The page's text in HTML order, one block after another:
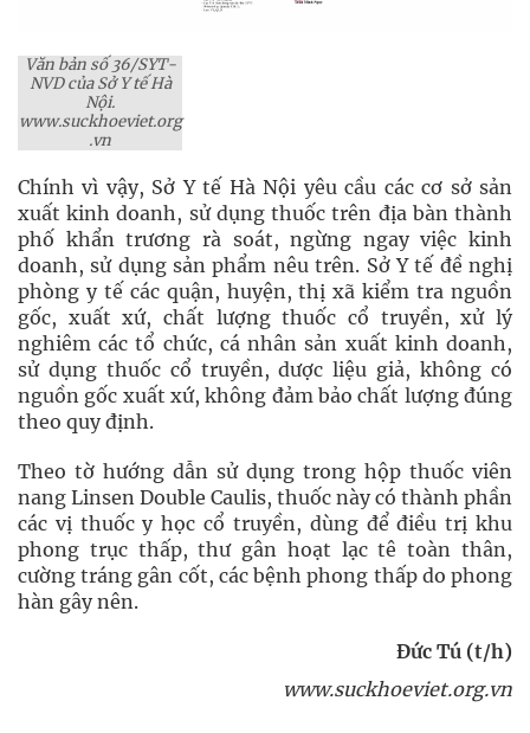
Văn bản số 36/SYT-
NVD của Sở Y tế Hà
Nội.
www.suckhoeviet.org
.vn
Chính vì vậy, Sở Y tế Hà Nội yêu cầu các cơ sở sản
xuất kinh doanh, sử dụng thuốc trên địa bàn thành
phố khẩn trương rà soát, ngừng ngay việc kinh
doanh, sử dụng sản phẩm nêu trên. Sở Y tế đề nghị
phòng y tế các quận, huyện, thị xã kiểm tra nguồn
gốc, xuất xứ, chất lượng thuốc cổ truyền, xử lý
nghiêm các tổ chức, cá nhân sản xuất kinh doanh,
sử dụng thuốc cổ truyền, dược liệu giả, không có
nguồn gốc xuất xứ, không đảm bảo chất lượng đúng
theo quy định.
Theo tờ hướng dẫn sử dụng trong hộp thuốc viên
nang Linsen Double Caulis, thuốc này có thành phần
các vị thuốc y học cổ truyền, dùng để điều trị khu
phong trục thấp, thư gân hoạt lạc tê toàn thân,
cường tráng gân cốt, các bệnh phong thấp do phong
hàn gây nên.
Đức Tú (t/h)
www.suckhoeviet.org.vn